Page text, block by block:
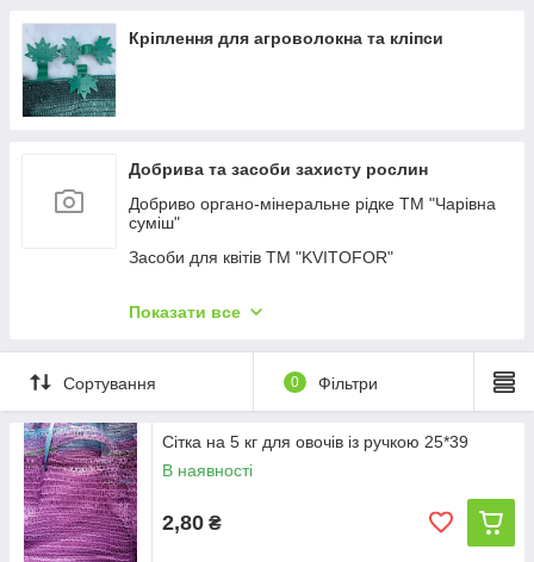
Садові подрібнювачі
Приладдя до садової техніки
Акумуляторні тачки
Подрібнювачі пнів
Садовий інвентар
Аератори для газону
Мойки
Мотоблоки та мотокультиватори
Машини для порізування та колення дров із
конвеєром
Кріплення для агроволокна та кліпси
Добрива та засоби захисту рослин
Добриво органо-мінеральне рідке ТМ "Чарівна
суміш"
Засоби для квітів ТМ "KVITOFOR"
Добриво мінеральне рідке ТМ "Stimul NPK"
Показати все
Сортування 0 Фільтри
Сітка на 5 кг для овочів із ручкою 25*39
В наявності
2,80 ₴